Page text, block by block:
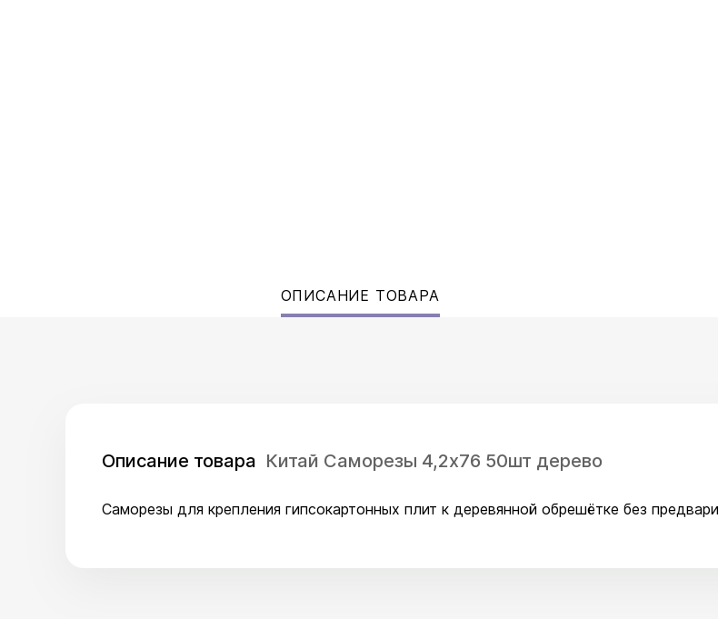
ОПИСАНИЕ ТОВАРА
Описание товара Китай Саморезы 4,2x76 50шт дерево
Саморезы для крепления гипсокартонных плит к деревянной обрешётке без